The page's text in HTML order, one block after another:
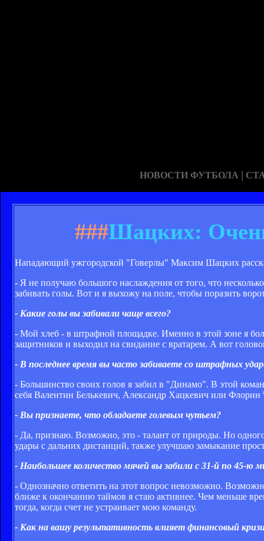
НОВОСТИ ФУТБОЛА |
###Шацких:
Нападающий ужгородской "Говерлы" Максим Шацких
- Я не получаю большого наслаждения от того, что
забивать голы. Вот и я выхожу на поле, чтобы поразить
- Какие голы вы забивали чаще всего?
- Мой хлеб - в штрафной площадке. Именно в этой зоне я
защитников и выходил на свидание с вратарем. А вот
- В последнее время вы часто забиваете со штрафных
- Большинство своих голов я забил в "Динамо". В этой
себя Валентин Белькевич, Александр Хацкевич или
- Вы признаете, что обладаете голевым чутьем?
- Да, признаю. Возможно, это - талант от природы. Но
удары с дальних дистанций, также улучшаю замыкание
- Наибольшее количество мячей вы забили с 31-й по 45-
- Однозначно ответить на этот вопрос невозможно.
ближе к окончанию таймов я стаю активнее. Чем меньше
тогда, когда счет не устраивает мою команду.
- Как на вашу результативность влияет финансовый